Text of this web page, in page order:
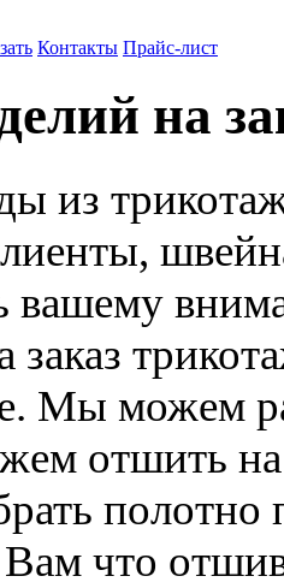
Контакты Прайс-лист
на
из
вашему
заказ
Мы можем
отшить на
что